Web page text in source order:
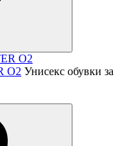
O2 Унисекс обувки за